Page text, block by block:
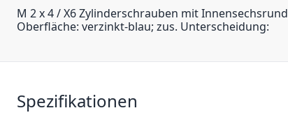
M 2 x 4 / X6 Zylinderschrauben mit
Oberfläche: verzinkt-blau; zus. Unterscheidung:
Spezifikationen